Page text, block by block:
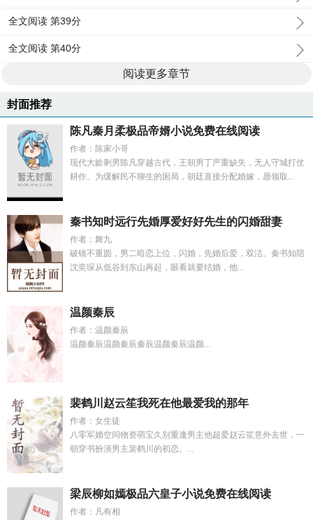
全文阅读 第39分
全文阅读 第40分
阅读更多章节
封面推荐
陈凡秦月柔极品帝婿小说免费在线阅读
作者：陈家小哥
现代大龄剩男陈凡穿越古代，王朝男丁严重缺失，无人守城打仗
耕作。为缓解民不聊生的困局，朝廷直接分配婚嫁，愿领取...
秦书知时远行先婚厚爱好好先生的闪婚甜妻
作者：舞九
破镜不重圆，男二暗恋上位，闪婚，先婚后爱，双洁。秦书知陪
沈奕琛从低谷到东山再起，眼看就要结婚，他...
温颜秦辰
作者：温颜秦辰
温颜秦辰温颜秦辰秦辰温颜秦辰温颜...
裴鹤川赵云笙我死在他最爱我的那年
作者：女生徒
八零军婚空间物资萌宝久别重逢男主他超爱赵云笙意外去世，一
朝穿书扮演男主裴鹤川的初恋。...
梁辰柳如嫣极品六皇子小说免费在线阅读
作者：凡有相